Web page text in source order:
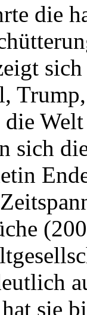
die
sich
sie